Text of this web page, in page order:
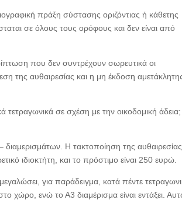
πράξη σύστασης οριζόντιας ή κάθετης
σε όλους τους ορόφους και δεν είναι από
που δεν συντρέχουν σωρευτικά οι
της αυθαιρεσίας και η μη έκδοση
τετραγωνικά σε σχέση με την οικοδομική άδεια;
διαμερισμάτων. Η τακτοποίηση της αυθαιρεσίας
ιδιοκτήτη, και το πρόστιμο είναι 250 ευρώ.
για παράδειγμα, κατά πέντε
χώρο, ενώ το Α3 διαμέρισμα είναι εντάξει.